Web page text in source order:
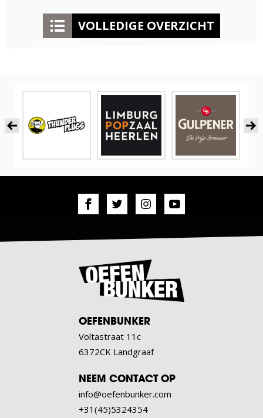
VOLLEDIGE OVERZICHT
OEFENBUNKER
Voltastraat 11c
6372CK Landgraaf
NEEM CONTACT OP
info@oefenbunker.com
+31(45)5324354